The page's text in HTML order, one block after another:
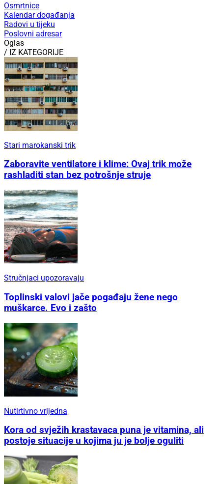
Osmrtnice
Kalendar događanja
Radovi u tijeku
Poslovni adresar
Oglas
/ IZ KATEGORIJE
Stari marokanski trik
Zaboravite ventilatore i klime: Ovaj trik može
rashladiti stan bez potrošnje struje
Stručnjaci upozoravaju
Toplinski valovi jače pogađaju žene nego
muškarce. Evo i zašto
Nutirtivno vrijedna
Kora od svježih krastavaca puna je vitamina, ali
postoje situacije u kojima ju je bolje oguliti